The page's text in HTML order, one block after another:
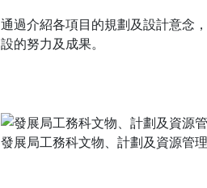
通過介紹各項目的規劃及設計意念
設的努力及成果。
發展局工務科文物、計劃及資源管